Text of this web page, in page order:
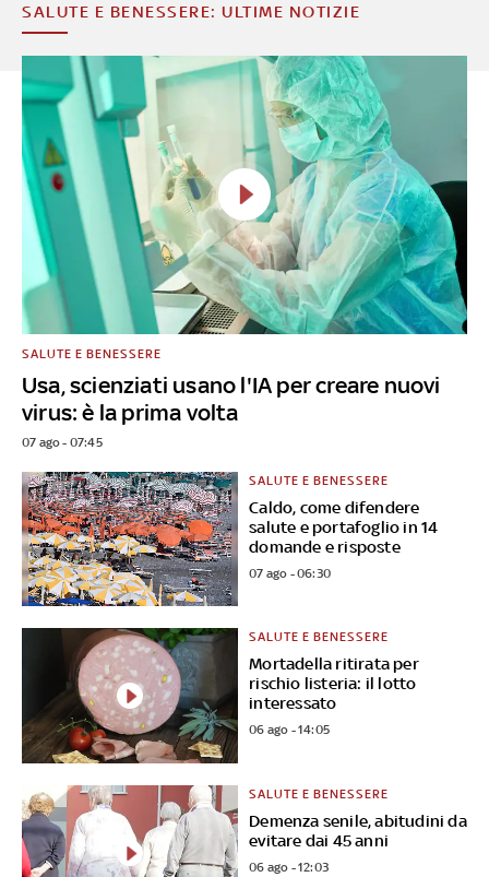
SALUTE E BENESSERE: ULTIME NOTIZIE
Usa, scienziati usano l'IA per creare nuovi
virus: è la prima volta
SALUTE E BENESSERE
07 ago - 07:45
Caldo, come difendere
salute e portafoglio in 14
domande e risposte
SALUTE E BENESSERE
07 ago - 06:30
Mortadella ritirata per
rischio listeria: il lotto
interessato
SALUTE E BENESSERE
06 ago - 14:05
Demenza senile, abitudini da
evitare dai 45 anni
SALUTE E BENESSERE
06 ago - 12:03